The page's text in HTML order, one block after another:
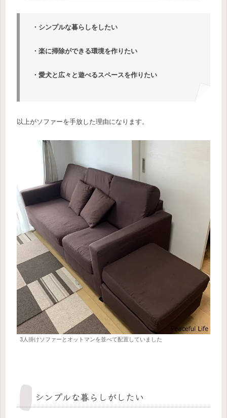
・シンプルな暮らしをしたい
・楽に掃除ができる環境を作りたい
・愛犬と広々と遊べるスペースを作りたい
以上がソファーを手放した理由になります。
3人掛けソファーとオットマンを並べて配置していました
シンプルな暮らしがしたい